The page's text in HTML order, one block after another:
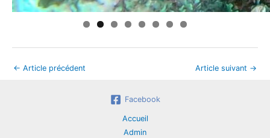
← Article précédent Article suivant →
Facebook
Accueil
Admin